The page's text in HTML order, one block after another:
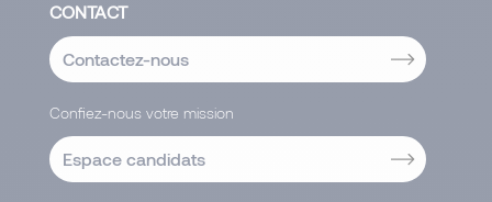
CONTACT
Contactez-nous
Confiez-nous votre mission
Espace candidats